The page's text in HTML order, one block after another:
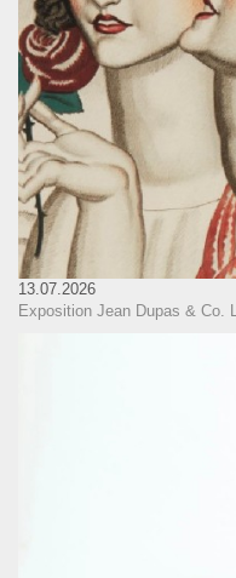
13.07.2026
Exposition Jean Dupas & Co.